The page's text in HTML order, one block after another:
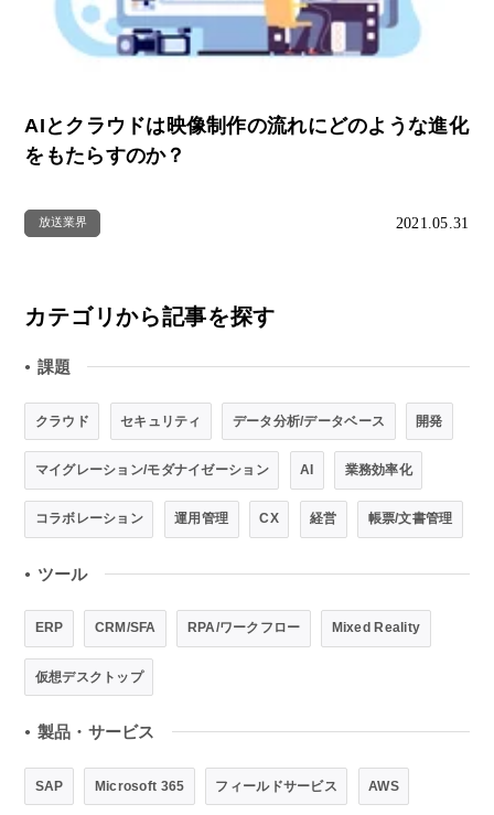
AIとクラウドは映像制作の流れにどのような進化
をもたらすのか？
放送業界 2021.05.31
カテゴリから記事を探す
● 課題
クラウド セキュリティ データ分析/データベース 開発
マイグレーション/モダナイゼーション AI 業務効率化
コラボレーション 運用管理 CX 経営 帳票/文書管理
● ツール
ERP CRM/SFA RPA/ワークフロー Mixed Reality
仮想デスクトップ
● 製品・サービス
SAP Microsoft 365 フィールドサービス AWS